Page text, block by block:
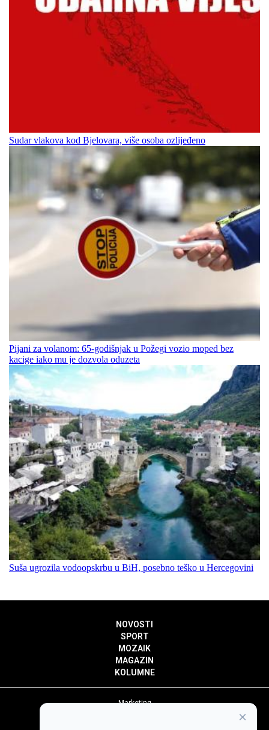
Sudar vlakova kod Bjelovara, više osoba ozlijeđeno
Pijani za volanom: 65-godišnjak u Požegi vozio moped bez
kacige iako mu je dozvola oduzeta
Suša ugrozila vodoopskrbu u BiH, posebno teško u Hercegovini
NOVOSTI
SPORT
MOZAIK
MAGAZIN
KOLUMNE
Marketing
×